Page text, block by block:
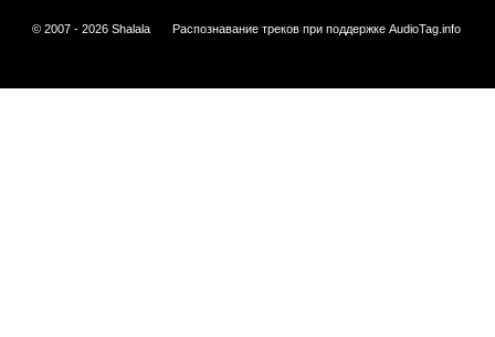
© 2007 - 2026 Shalala Распознавание треков при поддержке AudioTag.info